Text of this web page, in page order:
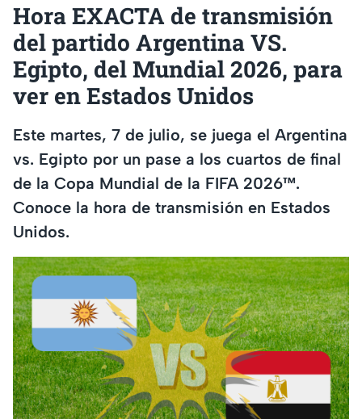
Hora EXACTA de transmisión
del partido Argentina VS.
Egipto, del Mundial 2026, para
ver en Estados Unidos
Este martes, 7 de julio, se juega el Argentina
vs. Egipto por un pase a los cuartos de final
de la Copa Mundial de la FIFA 2026™.
Conoce la hora de transmisión en Estados
Unidos.